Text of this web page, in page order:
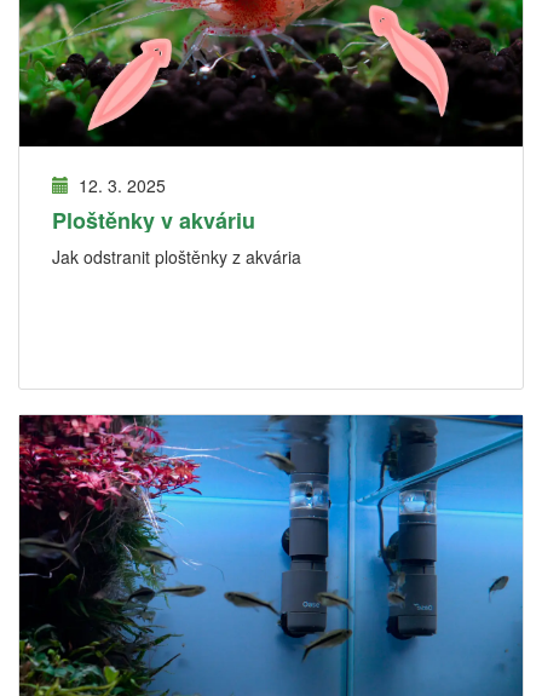
12. 3. 2025
Ploštěnky v akváriu
Jak odstranit ploštěnky z akvária